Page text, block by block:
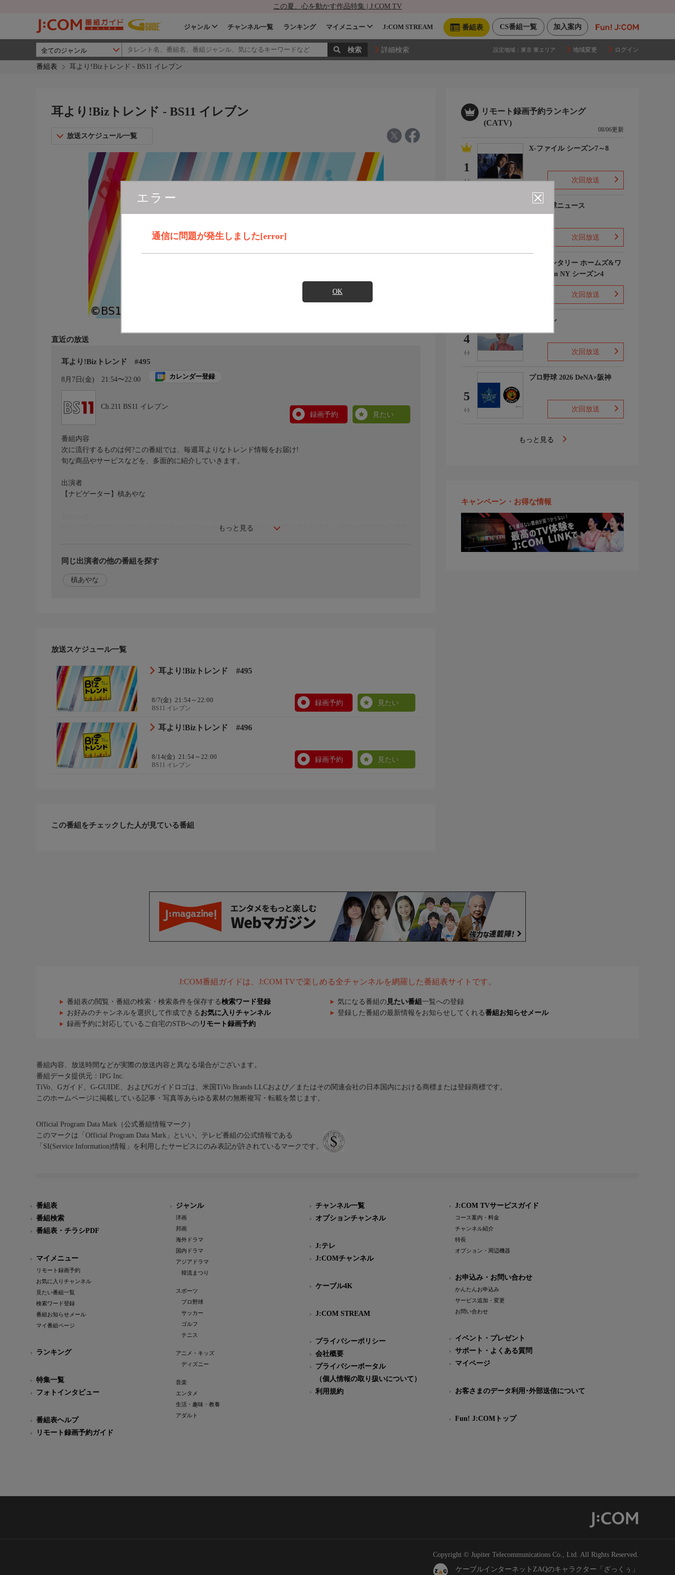
この夏、心を動かす作品特集 | J:COM TV
加入案内
CS番組一覧
番組表
ジャンル チャンネル一覧 ランキング マイメニュー J:COM STREAM
詳細検索 設定地域： 東京 東エリア 地域変更 ログイン
番組表 耳より!Bizトレンド - BS11 イレブン
エラー
通信に問題が発生しました[error]
OK
耳より!Bizトレンド - BS11 イレブン
放送スケジュール一覧
直近の放送
耳より!Bizトレンド #495
8月7日(金) 21:54〜22:00 カレンダー登録
Ch.211 BS11 イレブン
録画予約
見たい
もっと見る
番組内容
次に流行するものは何?この番組では、毎週耳よりなトレンド情報をお届け!
旬な商品やサービスなどを、多面的に紹介していきます。
出演者
【ナビゲーター】槙あやな
BS11公式WEBサイトでは、みなさまからのメッセージを受け付け、公開しております。番組への率直なご意見
同じ出演者の他の番組を探す
槙あやな
放送スケジュール一覧
耳より!Bizトレンド #495
8/7(金) 21:54～22:00
BS11 イレブン
録画予約 見たい
耳より!Bizトレンド #496
8/14(金) 21:54～22:00
BS11 イレブン
録画予約 見たい
この番組をチェックした人が見ている番組
リモート録画予約ランキング
(CATV)
08/06更新
1
(-)
X-ファイル シーズン7～8
次回放送
プロ野球ニュース
次回放送
エレメンタリー ホームズ&ワ
トソン in NY シーズン4
次回放送
4
(-)
下山メシ
次回放送
5
(-)
プロ野球 2026 DeNA×阪神
次回放送
もっと見る
キャンペーン・お得な情報
J:COM番組ガイドは、J:COM TVで楽しめる全チャンネルを網羅した番組表サイトです。
番組表の閲覧・番組の検索・検索条件を保存する検索ワード登録 気になる番組の 見たい番組 一覧への登録
お好みのチャンネルを選択して作成できる お気に入りチャンネル 登録した番組の最新情報をお知らせしてくれる番組お知らせメール
録画予約に対応しているご自宅のSTBへの リモート録画予約
番組内容、放送時間などが実際の放送内容と異なる場合がございます。
番組データ提供元：IPG Inc.
TiVo、Gガイド、G-GUIDE、およびGガイドロゴは、米国TiVo Brands LLCおよび／またはその関連会社の日本国内における商標または登録商標です。
このホームページに掲載している記事・写真等あらゆる素材の無断複写・転載を禁じます。
Official Program Data Mark（公式番組情報マーク）
このマークは「Official Program Data Mark」といい、テレビ番組の公式情報である
「SI(Service Information)情報」を利用したサービスにのみ表記が許されているマークです。
番組表
番組検索
番組表・チラシPDF
マイメニュー
リモート録画予約
お気に入りチャンネル
見たい番組一覧
検索ワード登録
番組お知らせメール
マイ番組ページ
ランキング
特集一覧
フォトインタビュー
番組表ヘルプ
リモート録画予約ガイド
ジャンル
洋画
邦画
海外ドラマ
国内ドラマ
アジアドラマ
韓流まつり
スポーツ
プロ野球
サッカー
ゴルフ
テニス
アニメ・キッズ
ディズニー
音楽
エンタメ
生活・趣味・教養
アダルト
チャンネル一覧
オプションチャンネル
J:テレ
J:COMチャンネル
ケーブル4K
J:COM STREAM
プライバシーポリシー
会社概要
プライバシーポータル
（個人情報の取り扱いについて）
利用規約
J:COM TVサービスガイド
コース案内・料金
チャンネル紹介
特長
オプション・周辺機器
お申込み・お問い合わせ
かんたんお申込み
サービス追加・変更
お問い合わせ
イベント・プレゼント
サポート・よくある質問
マイページ
お客さまのデータ利用･外部送信について
Fun! J:COMトップ
Copyright © Jupiter Telecommunications Co., Ltd. All Rights Reserved.
ケーブルインターネットZAQのキャラクター「ざっくぅ」